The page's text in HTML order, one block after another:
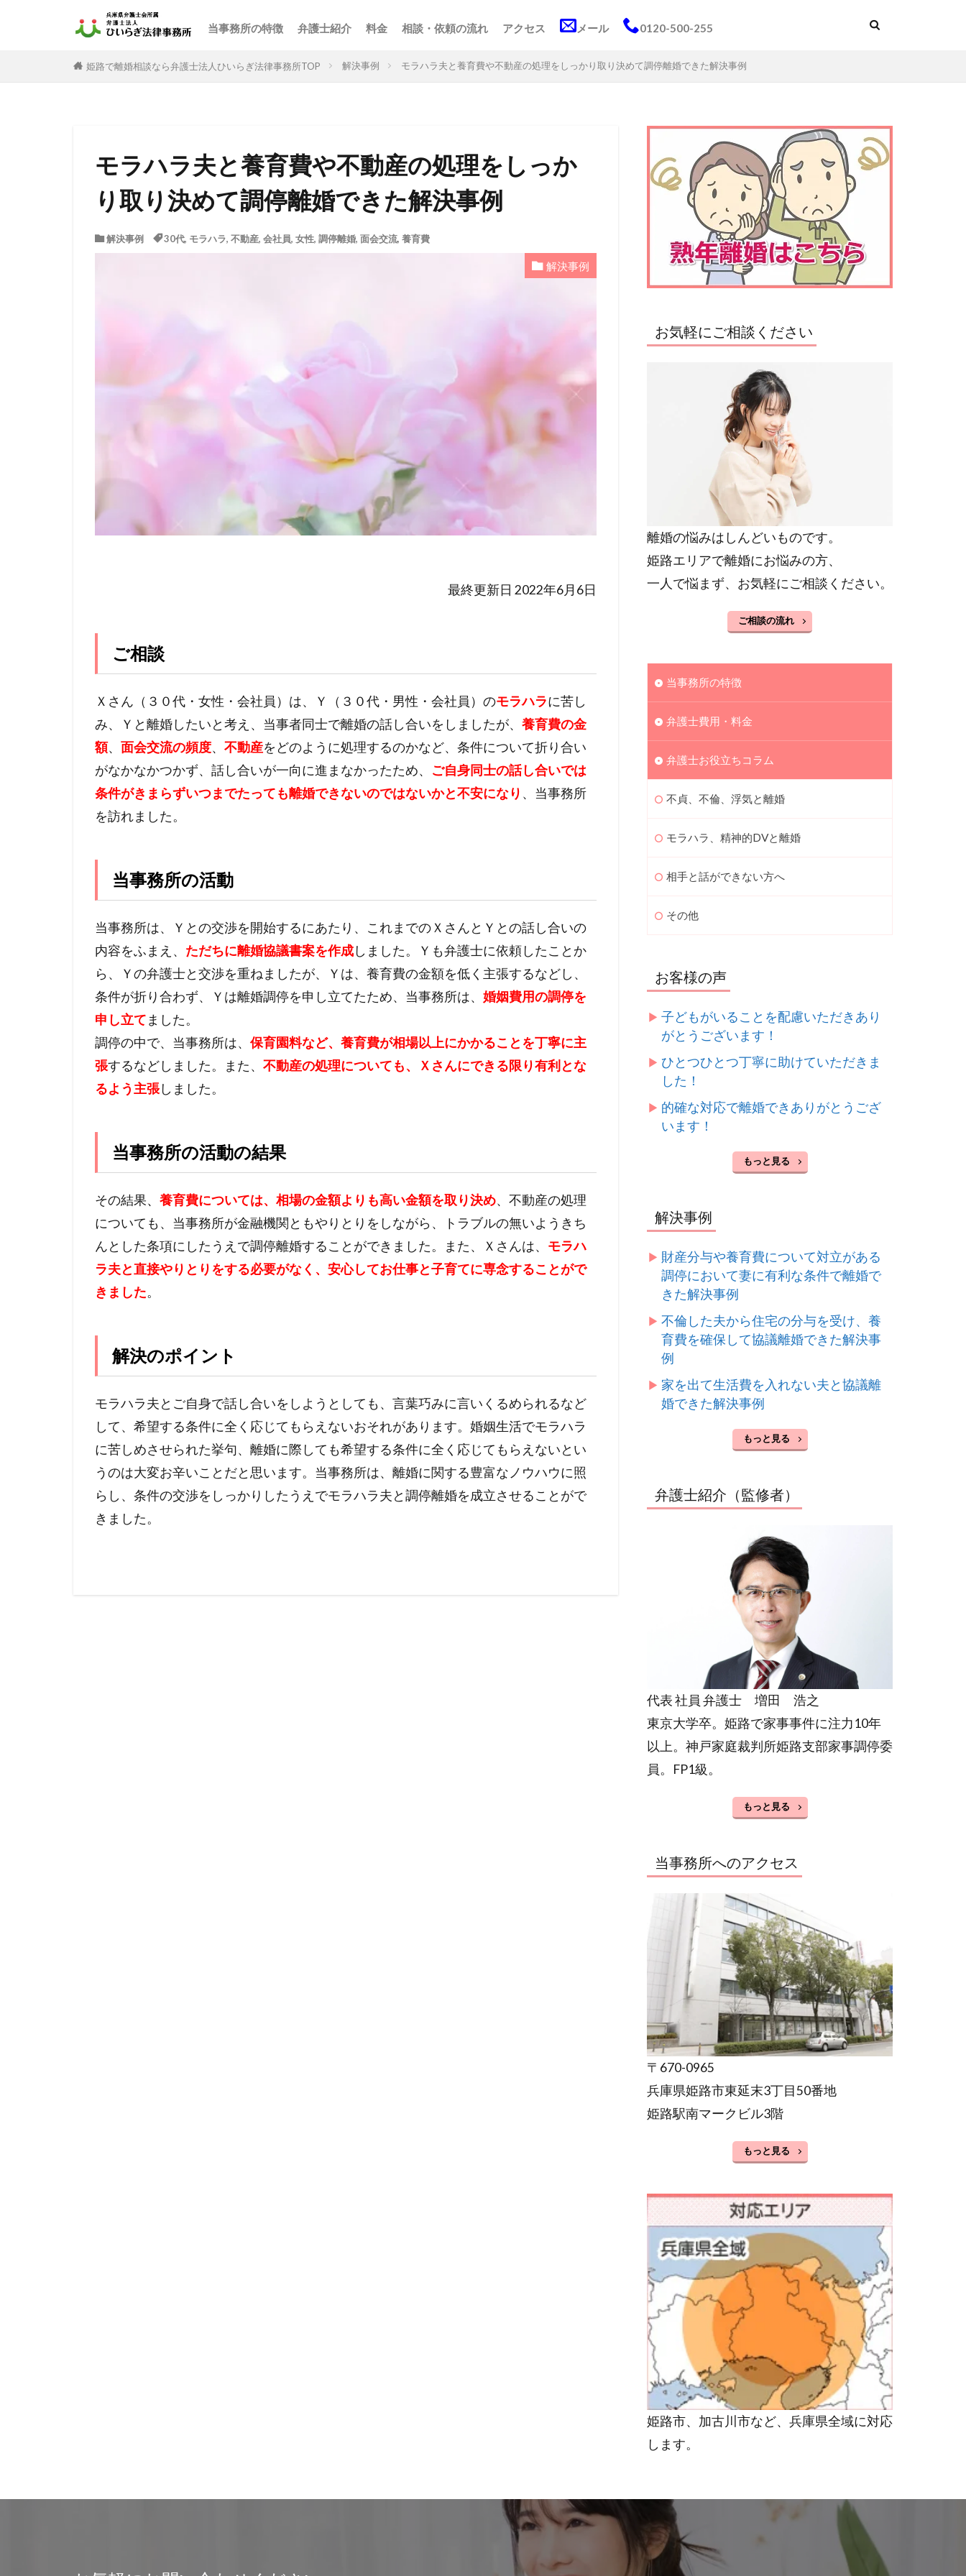
当事務所の特徴 弁護士紹介 料金 相談・依頼の流れ アクセス メール 0120-500-255
姫路で離婚相談なら弁護士法人ひいらぎ法律事務所TOP 解決事例 モラハラ夫と養育費や不動産の処理をしっかり取り決めて調停離婚できた解決事例
モラハラ夫と養育費や不動産の処理をしっか
り取り決めて調停離婚できた解決事例
解決事例 30代, モラハラ, 不動産, 会社員, 女性, 調停離婚, 面会交流, 養育費
解決事例
最終更新日 2022年6月6日
ご相談
Ｘさん（３０代・女性・会社員）は、Ｙ（３０代・男性・会社員）のモラハラに苦し
み、Ｙと離婚したいと考え、当事者同士で離婚の話し合いをしましたが、 養育費の金
額、 面会交流の頻度、 不動産をどのように処理するのかなど、条件について折り合い
がなかなかつかず、話し合いが一向に進まなかったため、 ご自身同士の話し合いでは
条件がきまらずいつまでたっても離婚できないのではないかと不安になり 、当事務所
を訪れました。
当事務所の活動
当事務所は、Ｙとの交渉を開始するにあたり、これまでのＸさんとＹとの話し合いの
内容をふまえ、 ただちに離婚協議書案を作成しました。Ｙも弁護士に依頼したことか
ら、Ｙの弁護士と交渉を重ねましたが、Ｙは、養育費の金額を低く主張するなどし、
条件が折り合わず、Ｙは離婚調停を申し立てたため、当事務所は、 婚姻費用の調停を
申し立て ました。
調停の中で、当事務所は、 保育園料など、養育費が相場以上にかかることを丁寧に主
張するなどしました。また、 不動産の処理についても、Ｘさんにできる限り有利とな
るよう主張しました。
当事務所の活動の結果
その結果、 養育費については、相場の金額よりも高い金額を取り決め、不動産の処理
についても、当事務所が金融機関ともやりとりをしながら、トラブルの無いようきち
んとした条項にしたうえで調停離婚することができました。また、Ｘさんは、 モラハ
ラ夫と直接やりとりをする必要がなく、安心してお仕事と子育てに専念することがで
きました。
解決のポイント
モラハラ夫とご自身で話し合いをしようとしても、言葉巧みに言いくるめられるなど
して、希望する条件に全く応じてもらえないおそれがあります。婚姻生活でモラハラ
に苦しめさせられた挙句、離婚に際しても希望する条件に全く応じてもらえないとい
うのは大変お辛いことだと思います。当事務所は、離婚に関する豊富なノウハウに照
らし、条件の交渉をしっかりしたうえでモラハラ夫と調停離婚を成立させることがで
きました。
お気軽にご相談ください
離婚の悩みはしんどいものです。
姫路エリアで離婚にお悩みの方、
一人で悩まず、お気軽にご相談ください。
ご相談の流れ
当事務所の特徴
弁護士費用・料金
弁護士お役立ちコラム
不貞、不倫、浮気と離婚
モラハラ、精神的DVと離婚
相手と話ができない方へ
その他
お客様の声
子どもがいることを配慮いただきあり
がとうございます！
ひとつひとつ丁寧に助けていただきま
した！
的確な対応で離婚できありがとうござ
います！
もっと見る
解決事例
財産分与や養育費について対立がある
調停において妻に有利な条件で離婚で
きた解決事例
不倫した夫から住宅の分与を受け、養
育費を確保して協議離婚できた解決事
例
家を出て生活費を入れない夫と協議離
婚できた解決事例
もっと見る
弁護士紹介（監修者）
代表 社員 弁護士 増田 浩之
東京大学卒。姫路で家事事件に注力10年
以上。神戸家庭裁判所姫路支部家事調停委
員。FP1級。
もっと見る
当事務所へのアクセス
〒670-0965
兵庫県姫路市東延末3丁目50番地
姫路駅南マークビル3階
もっと見る
姫路市、加古川市など、兵庫県全域に対応
します。